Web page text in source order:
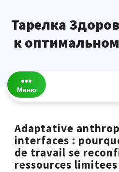
содержимому
Тарелка
к
Меню
Adaptative
interfaces :
de travail se
ressources limitees